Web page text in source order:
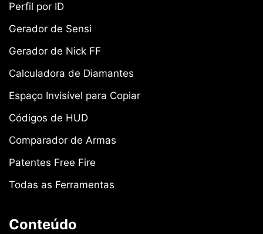
Perfil por ID
Gerador de Sensi
Gerador de Nick FF
Calculadora de Diamantes
Espaço Invisível para Copiar
Códigos de HUD
Comparador de Armas
Patentes Free Fire
Todas as Ferramentas
Conteúdo